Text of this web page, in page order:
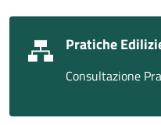
Pratiche
Consultazione